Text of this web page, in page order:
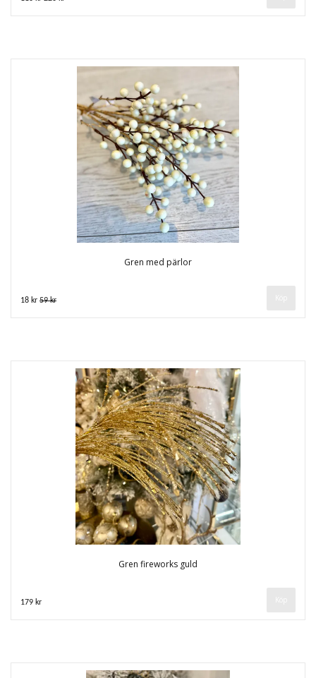
Gren med pärlor
18 kr 59 kr
Gren fireworks guld
179 kr